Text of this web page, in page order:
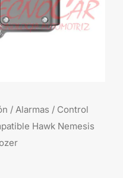
/ Alarmas / Control
Hawk Nemesis